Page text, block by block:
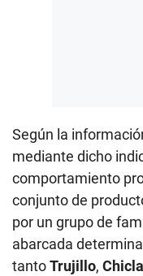
Según la
mediante dicho
comportamiento
conjunto de
por un grupo de
abarcada
tantoTrujillo,